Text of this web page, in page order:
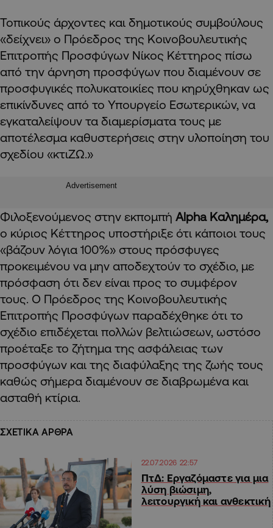
Toπικούς άρχοντες και δημοτικούς συμβούλους
«δείχνει» ο Πρόεδρος της Κοινοβουλευτικής
Επιτροπής Προσφύγων Νίκος Κέττηρος πίσω
από την άρνηση προσφύγων που διαμένουν σε
προσφυγικές πολυκατοικίες που κηρύχθηκαν ως
επικίνδυνες από το Υπουργείο Εσωτερικών, να
εγκαταλείψουν τα διαμερίσματα τους με
αποτέλεσμα καθυστερήσεις στην υλοποίηση του
σχεδίου «κτιΖΩ.»
Advertisement
Φιλοξενούμενος στην εκπομπή Alpha Καλημέρα,
ο κύριος Κέττηρος υποστήριξε ότι κάποιοι τους
«βάζουν λόγια 100%» στους πρόσφυγες
προκειμένου να μην αποδεχτούν το σχέδιο, με
πρόσφαση ότι δεν είναι προς το συμφέρον
τους. Ο Πρόεδρος της Κοινοβουλευτικής
Επιτροπής Προσφύγων παραδέχθηκε ότι το
σχέδιο επιδέχεται πολλών βελτιώσεων, ωστόσο
προέταξε το ζήτημα της ασφάλειας των
προσφύγων και της διαφύλαξης της ζωής τους
καθώς σήμερα διαμένουν σε διαβρωμένα και
ασταθή κτίρια.
ΣΧΕΤΙΚΑ ΑΡΘΡΑ
22.07.2026 22:57
ΠτΔ: Εργαζόμαστε για μια
λύση βιώσιμη,
λειτουργική και ανθεκτική